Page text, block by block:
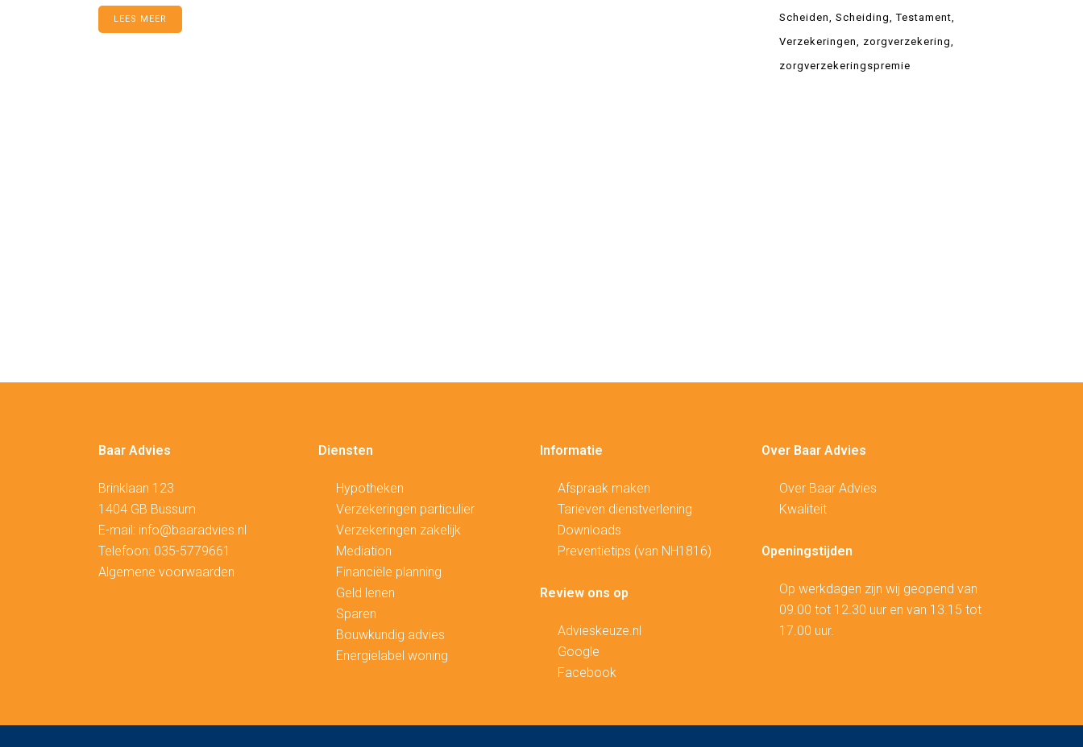
LEES MEER
Scheiden
Scheiding
Testament
Verzekeringen
zorgverzekering
zorgverzekeringspremie
Baar Advies
Brinklaan 123
1404 GB Bussum
E-mail: info@baaradvies.nl
Telefoon: 035-5779661
Algemene voorwaarden
Diensten
Hypotheken
Verzekeringen particulier
Verzekeringen zakelijk
Mediation
Financiële planning
Geld lenen
Sparen
Bouwkundig advies
Energielabel woning
Informatie
Afspraak maken
Tarieven dienstverlening
Downloads
Preventietips (van NH1816)
Review ons op
Advieskeuze.nl
Google
Facebook
Over Baar Advies
Over Baar Advies
Kwaliteit
Openingstijden
Op werkdagen zijn wij geopend van
09.00 tot 12.30 uur en van 13.15 tot
17.00 uur.